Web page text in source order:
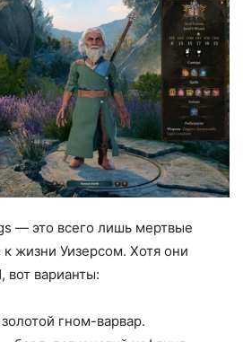
— это всего лишь мертвые
жизни Уизерсом. Хотя они
вот варианты:
гном-варвар.